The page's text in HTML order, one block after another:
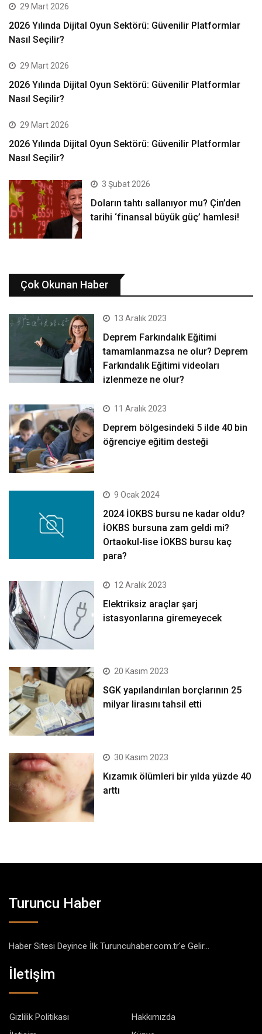
29 Mart 2026
2026 Yılında Dijital Oyun Sektörü: Güvenilir Platformlar
Nasıl Seçilir?
29 Mart 2026
2026 Yılında Dijital Oyun Sektörü: Güvenilir Platformlar
Nasıl Seçilir?
29 Mart 2026
2026 Yılında Dijital Oyun Sektörü: Güvenilir Platformlar
Nasıl Seçilir?
3 Şubat 2026
Doların tahtı sallanıyor mu? Çin’den
tarihi ‘finansal büyük güç’ hamlesi!
Çok Okunan Haber
13 Aralık 2023
Deprem Farkındalık Eğitimi
tamamlanmazsa ne olur? Deprem
Farkındalık Eğitimi videoları
izlenmeze ne olur?
11 Aralık 2023
Deprem bölgesindeki 5 ilde 40 bin
öğrenciye eğitim desteği
9 Ocak 2024
2024 İOKBS bursu ne kadar oldu?
İOKBS bursuna zam geldi mi?
Ortaokul-lise İOKBS bursu kaç
para?
12 Aralık 2023
Elektriksiz araçlar şarj
istasyonlarına giremeyecek
20 Kasım 2023
SGK yapılandırılan borçlarının 25
milyar lirasını tahsil etti
30 Kasım 2023
Kızamık ölümleri bir yılda yüzde 40
arttı
Turuncu Haber
Haber Sitesi Deyince İlk Turuncuhaber.com.tr'e Gelir...
İletişim
Gizlilik Politikası
Hakkımızda